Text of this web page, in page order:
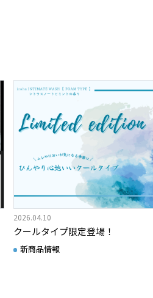
2026.04.10
クールタイプ限定登場！
新商品情報